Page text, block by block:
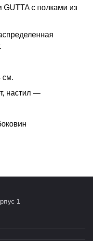
GUTTA c полками из
см.
настил —
1